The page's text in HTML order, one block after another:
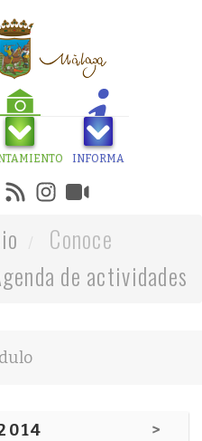
INFORMA
Conoce
de actividades
>